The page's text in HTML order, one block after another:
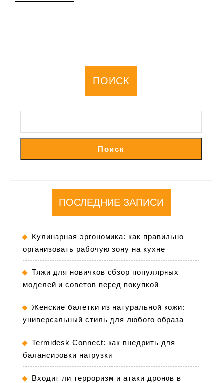
ДАЛЕЕ
ПОИСК
Поиск
ПОСЛЕДНИЕ ЗАПИСИ
Кулинарная эргономика: как правильно
организовать рабочую зону на кухне
Тяжи для новичков обзор популярных
моделей и советов перед покупкой
Женские балетки из натуральной кожи:
универсальный стиль для любого образа
Termidesk Connect: как внедрить для
балансировки нагрузки
Входит ли терроризм и атаки дронов в